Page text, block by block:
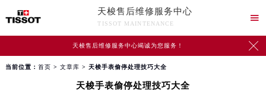
天梭售后维修服务中心
TISSOT MAINTENANCE

天梭售后维修服务中心竭诚为您服务！ 
当前位置： 首页 > 文章库 > 天梭手表偷停处理技巧大全
天梭手表偷停处理技巧大全